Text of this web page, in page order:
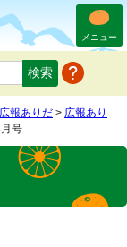
メニュー
広報ありだ > 広報あり
号